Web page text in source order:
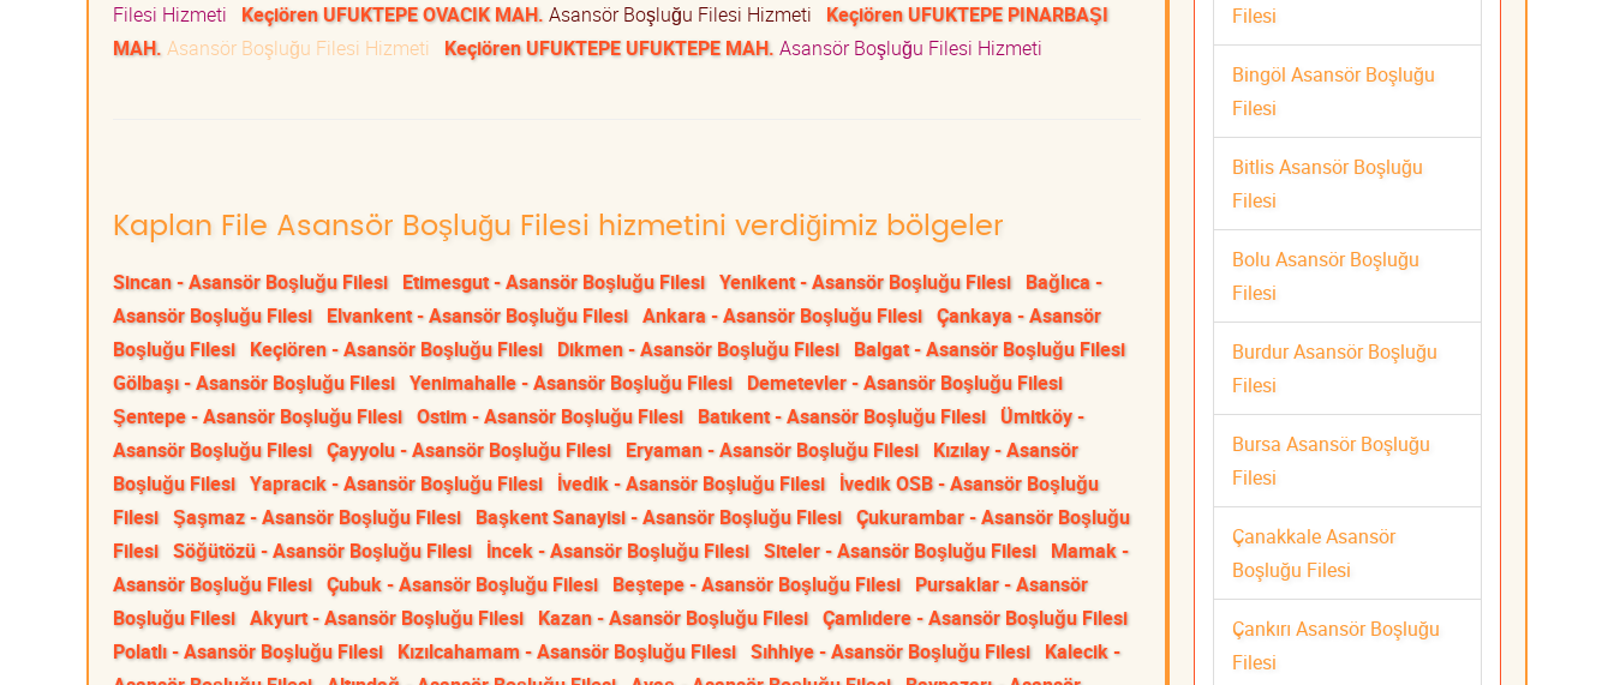
Filesi Hizmeti
Keçiören UFUKTEPE OVACIK MAH. Asansör Boşluğu Filesi Hizmeti
Keçiören UFUKTEPE PINARBAŞI
MAH. Asansör Boşluğu Filesi Hizmeti Keçiören UFUKTEPE UFUKTEPE MAH. Asansör Boşluğu Filesi Hizmeti
Kaplan File Asansör Boşluğu Filesi hizmetini verdiğimiz bölgeler
Sincan - Asansör Boşluğu Filesi Etimesgut - Asansör Boşluğu Filesi Yenikent - Asansör Boşluğu Filesi Bağlıca -
Asansör Boşluğu Filesi Elvankent - Asansör Boşluğu Filesi Ankara - Asansör Boşluğu Filesi Çankaya - Asansör
Boşluğu Filesi Keçiören - Asansör Boşluğu Filesi Dikmen - Asansör Boşluğu Filesi Balgat - Asansör Boşluğu Filesi
Gölbaşı - Asansör Boşluğu Filesi Yenimahalle - Asansör Boşluğu Filesi Demetevler - Asansör Boşluğu Filesi
Şentepe - Asansör Boşluğu Filesi Ostim - Asansör Boşluğu Filesi Batıkent - Asansör Boşluğu Filesi Ümitköy -
Asansör Boşluğu Filesi Çayyolu - Asansör Boşluğu Filesi Eryaman - Asansör Boşluğu Filesi Kızılay - Asansör
Boşluğu Filesi Yapracık - Asansör Boşluğu Filesi İvedik - Asansör Boşluğu Filesi İvedik OSB - Asansör Boşluğu
Filesi Şaşmaz - Asansör Boşluğu Filesi Başkent Sanayisi - Asansör Boşluğu Filesi Çukurambar - Asansör Boşluğu
Filesi Söğütözü - Asansör Boşluğu Filesi İncek - Asansör Boşluğu Filesi Siteler - Asansör Boşluğu Filesi Mamak -
Asansör Boşluğu Filesi Çubuk - Asansör Boşluğu Filesi Beştepe - Asansör Boşluğu Filesi Pursaklar - Asansör
Boşluğu Filesi Akyurt - Asansör Boşluğu Filesi Kazan - Asansör Boşluğu Filesi Çamlıdere - Asansör Boşluğu Filesi
Polatlı - Asansör Boşluğu Filesi Kızılcahamam - Asansör Boşluğu Filesi Sıhhiye - Asansör Boşluğu Filesi Kalecik -
Filesi
Bingöl Asansör Boşluğu
Filesi
Bitlis Asansör Boşluğu
Filesi
Bolu Asansör Boşluğu
Filesi
Burdur Asansör Boşluğu
Filesi
Bursa Asansör Boşluğu
Filesi
Çanakkale Asansör
Boşluğu Filesi
Çankırı Asansör Boşluğu
Filesi